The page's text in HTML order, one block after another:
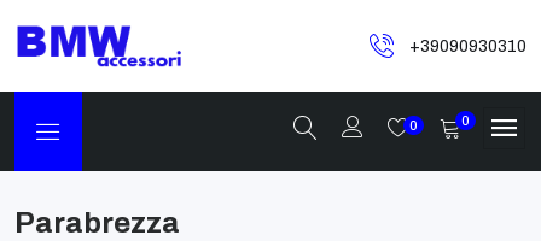
+39090930310
0 0
Parabrezza